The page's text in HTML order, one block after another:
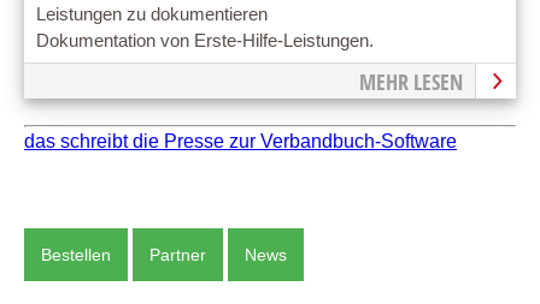
Leistungen zu dokumentieren
Dokumentation von Erste-Hilfe-Leistungen.
MEHR LESEN
das schreibt die Presse zur Verbandbuch-Software
Bestellen Partner News